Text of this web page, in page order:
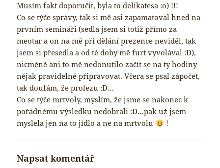
Musím fakt doporučit, byla to delikatesa :o) !!!
Co se týče správy, tak si mě asi zapamatoval hned na
prvním semináři (sedla jsem si totiž přímo za
meotar a on na mě při dělání prezence neviděl, tak
jsem si přesedla a od té doby mě furt vyvolával :D),
nicméně ani to mě nedonutilo začít se na ty hodiny
nějak pravidelně připravovat. Včera se psal zápočet,
tak doufám, že prolezu :D…
Co se týče mrtvoly, myslím, že jsme se nakonec k
pořádnému výsledku nedobrali :D…pak už jsem
myslela jen na to jídlo a ne na mrtvolu
!
Napsat komentář